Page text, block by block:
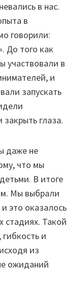
в нас.
в
говорили:
До того как
участвовали в
и
запускать
глаза.
даже не
что мы
В итоге
Мы выбрали
это оказалось
стадиях. Такой
и
из
ожиданий